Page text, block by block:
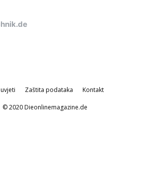
Zaštita podataka Kontakt
© 2020 Dieonlinemagazine.de